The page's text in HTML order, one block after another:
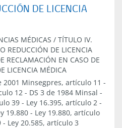
DE LICENCIA
MÉDICAS / TÍTULO IV.
REDUCCIÓN DE LICENCIA
RECLAMACIÓN EN CASO DE
LICENCIA MÉDICA
2001 Minsegpres, artículo 11 -
12 - DS 3 de 1984 Minsal -
39 - Ley 16.395, artículo 2 -
19.880 - Ley 19.880, artículo
- Ley 20.585, artículo 3